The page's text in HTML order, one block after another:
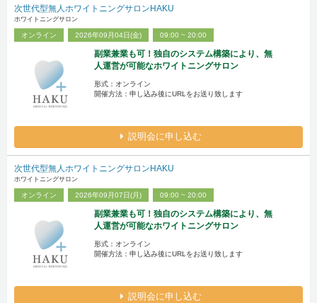
次世代型無人ホワイトニングサロンHAKU
ホワイトニングサロン
オンライン 2026年09月04日(金) 09:00 ~ 20:00
副業兼業も可！独自のシステム構築により、無
人運営が可能なホワイトニングサロン
形式：オンライン
開催方法：申し込み後にURLをお送り致します
説明会に申し込む
次世代型無人ホワイトニングサロンHAKU
ホワイトニングサロン
オンライン 2026年09月07日(月) 09:00 ~ 20:00
副業兼業も可！独自のシステム構築により、無
人運営が可能なホワイトニングサロン
形式：オンライン
開催方法：申し込み後にURLをお送り致します
説明会に申し込む